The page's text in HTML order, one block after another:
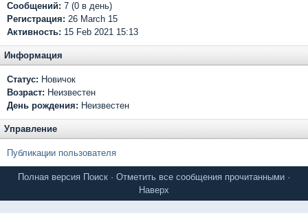
Сообщений: 7 (0 в день)
Регистрация: 26 March 15
Активность: 15 Feb 2021 15:13
Информация
Статус: Новичок
Возраст: Неизвестен
День рождения: Неизвестен
Управление
Публикации пользователя
Полная версия Поиск · Отметить все сообщения прочитанными ·
Наверх